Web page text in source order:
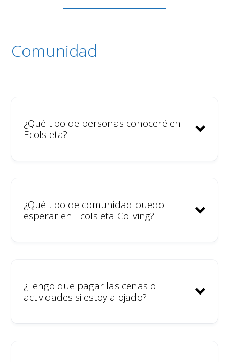
Comunidad
¿Qué tipo de personas conoceré en
EcoIsleta?
¿Qué tipo de comunidad puedo
esperar en EcoIsleta Coliving?
¿Tengo que pagar las cenas o
actividades si estoy alojado?